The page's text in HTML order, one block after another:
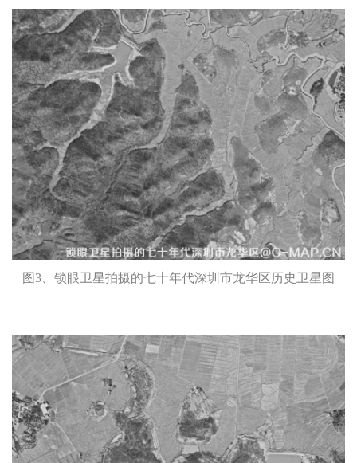
图3、锁眼卫星拍摄的七十年代深圳市龙华区历史卫星图